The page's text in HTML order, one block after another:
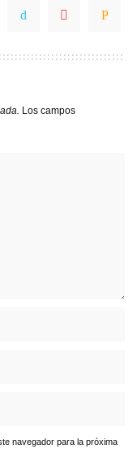
Los campos
navegador para la próxima